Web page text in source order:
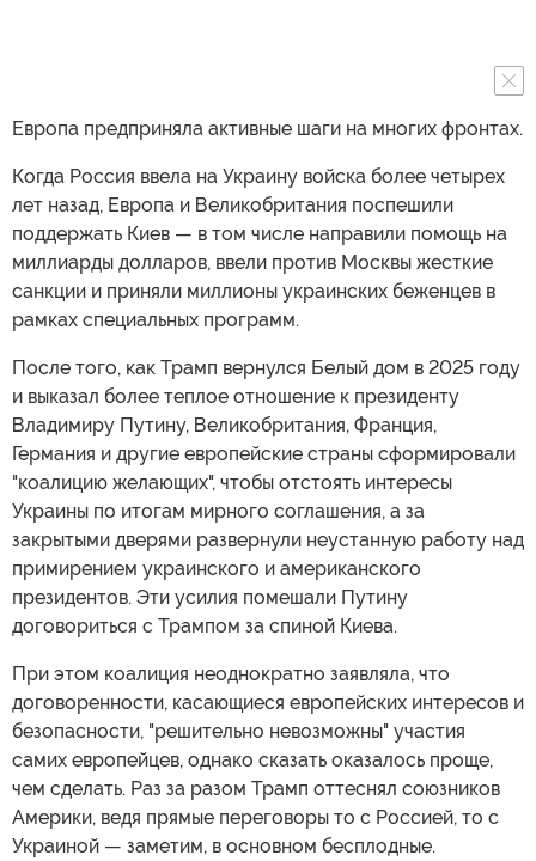
Европа предприняла активные шаги на многих фронтах.
Когда Россия ввела на Украину войска более четырех
лет назад, Европа и Великобритания поспешили
поддержать Киев — в том числе направили помощь на
миллиарды долларов, ввели против Москвы жесткие
санкции и приняли миллионы украинских беженцев в
рамках специальных программ.
После того, как Трамп вернулся Белый дом в 2025 году
и выказал более теплое отношение к президенту
Владимиру Путину, Великобритания, Франция,
Германия и другие европейские страны сформировали
"коалицию желающих", чтобы отстоять интересы
Украины по итогам мирного соглашения, а за
закрытыми дверями развернули неустанную работу над
примирением украинского и американского
президентов. Эти усилия помешали Путину
договориться с Трампом за спиной Киева.
При этом коалиция неоднократно заявляла, что
договоренности, касающиеся европейских интересов и
безопасности, "решительно невозможны" участия
самих европейцев, однако сказать оказалось проще,
чем сделать. Раз за разом Трамп оттеснял союзников
Америки, ведя прямые переговоры то с Россией, то с
Украиной — заметим, в основном бесплодные.